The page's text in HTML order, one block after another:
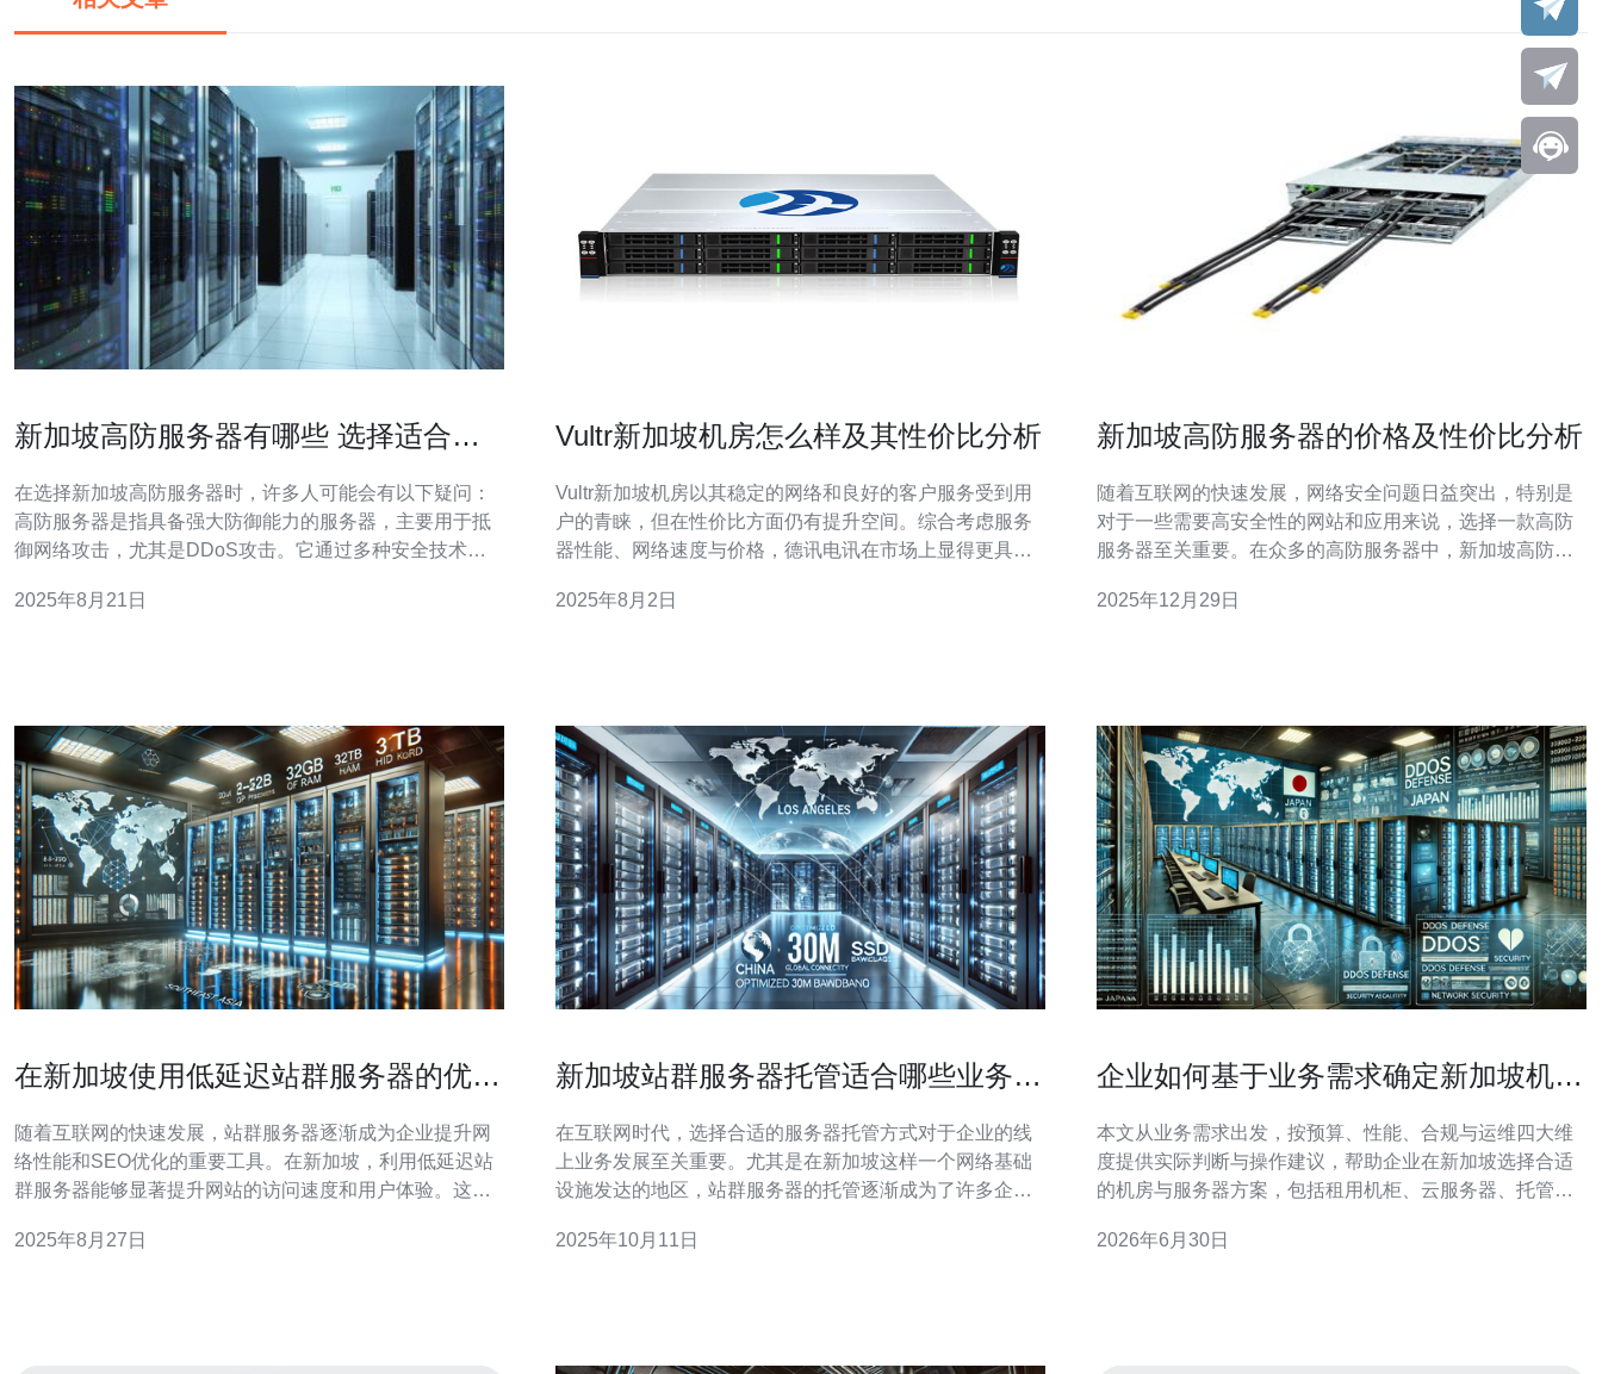
新加坡高防服务器有哪些 选择适合你
在选择新加坡高防服务器时，许多人可能会有以下疑问：
高防服务器是指具备强大防御能力的服务器，主要用于抵
御网络攻击，尤其是DDoS攻击。它通过多种安全技术和
其适合流量较大、对安全性要求较高的企业或个人网站。
2025年8月21日
Vultr新加坡机房怎么样及其性价比分析
Vultr新加坡机房以其稳定的网络和良好的客户服务受到用
户的青睐，但在性价比方面仍有提升空间。综合考虑服务
器性能、网络速度与价格，德讯电讯在市场上显得更具优
Vultr是一家全球知名的云计算服务提供商，其在新加坡的
2025年8月2日
新加坡高防服务器的价格及性价比分析
随着互联网的快速发展，网络安全问题日益突出，特别是
对于一些需要高安全性的网站和应用来说，选择一款高防
服务器至关重要。在众多的高防服务器中，新加坡高防服
新加坡高防服务器的价格及性价比进行深入分析，并为您
2025年12月29日
在新加坡使用低延迟站群服务器的优势
随着互联网的快速发展，站群服务器逐渐成为企业提升网
络性能和SEO优化的重要工具。在新加坡，利用低延迟站
群服务器能够显著提升网站的访问速度和用户体验。这篇
势，分析其对业务增长、SEO优化以及网络性能提升的影
2025年8月27日
新加坡站群服务器托管适合哪些业务类
在互联网时代，选择合适的服务器托管方式对于企业的线
上业务发展至关重要。尤其是在新加坡这样一个网络基础
设施发达的地区，站群服务器的托管逐渐成为了许多企业
群服务器托管呢？本文将为您详细解析。 首先，我们需要
2025年10月11日
企业如何基于业务需求确定新加坡机房
本文从业务需求出发，按预算、性能、合规与运维四大维
度提供实际判断与操作建议，帮助企业在新加坡选择合适
的机房与服务器方案，包括租用机柜、云服务器、托管或
定预算是决策首要步骤。除设备采购或租用成本外，还要
2026年6月30日